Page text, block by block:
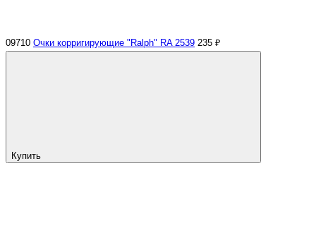
09710 Очки корригирующие "Ralph" RA 2539 235 ₽
Купить